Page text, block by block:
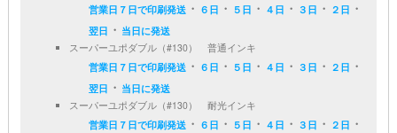
営業日７日で印刷発送 ・ ６日 ・ ５日 ・ ４日 ・ ３日 ・ ２日 ・
翌日 ・ 当日に発送
スーパーユポダブル（#130） 普通インキ
営業日７日で印刷発送 ・ ６日 ・ ５日 ・ ４日 ・ ３日 ・ ２日 ・
翌日 ・ 当日に発送
スーパーユポダブル（#130） 耐光インキ
営業日７日で印刷発送 ・ ６日 ・ ５日 ・ ４日 ・ ３日 ・ ２日 ・